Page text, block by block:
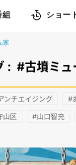
組 ショー
家
: #古墳ミュ
ンチエイジング #
山区 #山口智充